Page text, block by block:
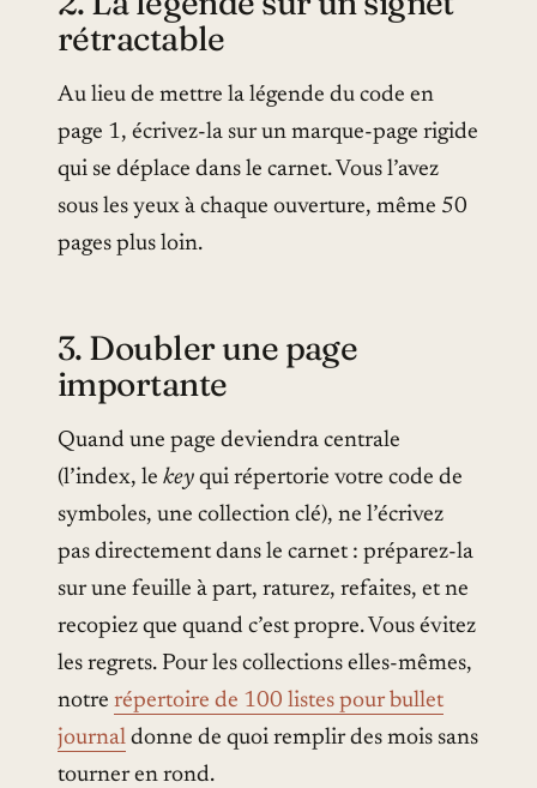
rétractable
Au lieu de mettre la légende du code en
page 1, écrivez-la sur un marque-page rigide
qui se déplace dans le carnet. Vous l’avez
sous les yeux à chaque ouverture, même 50
pages plus loin.
3. Doubler une page
importante
Quand une page deviendra centrale
(l’index, le key qui répertorie votre code de
symboles, une collection clé), ne l’écrivez
pas directement dans le carnet : préparez-la
sur une feuille à part, raturez, refaites, et ne
recopiez que quand c’est propre. Vous évitez
les regrets. Pour les collections elles-mêmes,
notre répertoire de 100 listes pour bullet
journal donne de quoi remplir des mois sans
tourner en rond.